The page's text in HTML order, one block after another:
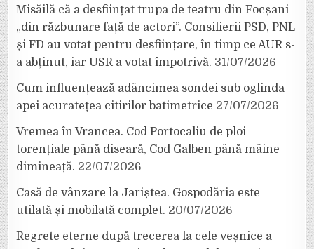
Misăilă că a desființat trupa de teatru din Focșani
„din răzbunare față de actori”. Consilierii PSD, PNL
și FD au votat pentru desființare, în timp ce AUR s-
a abținut, iar USR a votat împotrivă. 31/07/2026
Cum influențează adâncimea sondei sub oglinda
apei acuratețea citirilor batimetrice 27/07/2026
Vremea în Vrancea. Cod Portocaliu de ploi
torențiale până diseară, Cod Galben până mâine
dimineață. 22/07/2026
Casă de vânzare la Jariștea. Gospodăria este
utilată și mobilată complet. 20/07/2026
Regrete eterne după trecerea la cele veșnice a